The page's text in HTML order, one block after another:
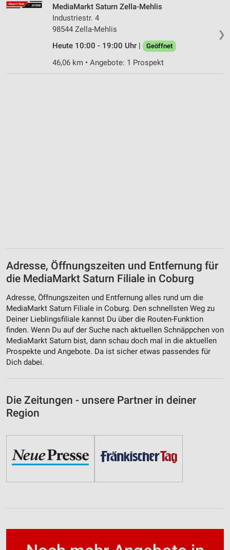
❯
MediaMarkt Saturn Zella-Mehlis
Industriestr. 4
98544 Zella-Mehlis
Heute 10:00 - 19:00 Uhr |
Geöffnet
46,06 km • Angebote: 1 Prospekt
Adresse, Öffnungszeiten und Entfernung für
die MediaMarkt Saturn Filiale in Coburg
Adresse, Öffnungszeiten und Entfernung alles rund um die
MediaMarkt Saturn Filiale in Coburg. Den schnellsten Weg zu
Deiner Lieblingsfiliale kannst Du über die Routen-Funktion
finden. Wenn Du auf der Suche nach aktuellen Schnäppchen von
MediaMarkt Saturn bist, dann schau doch mal in die aktuellen
Prospekte und Angebote. Da ist sicher etwas passendes für
Dich dabei.
Die Zeitungen - unsere Partner in deiner
Region
Geräte anhand von aktiv angeforderten
Informationen identifizieren
Nicht-IAB-Verarbeitungszwecke: